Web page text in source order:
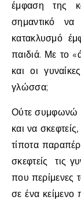
έμφαση της
σημαντικό
κατακλυσμό
παιδιά. Με το
και οι
γλώσσα;
Ούτε συμφωνώ
και να
τίποτα
σκεφτείς τις
που περίμενες
σε ένα κείμενο